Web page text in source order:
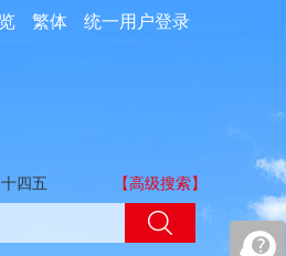
统一用户登录
繁体
十四五 【高级搜索】